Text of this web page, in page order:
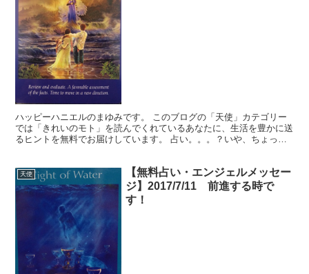
ハッピーハニエルのまゆみです。 このブログの「天使」カテゴリー
では「きれいのモト」を読んでくれているあなたに、生活を豊かに送
るヒントを無料でお届けしています。 占い。。。？いや、ちょっと
天使
【無料占い・エンジェルメッセー
ジ】2017/7/11 前進する時で
す！